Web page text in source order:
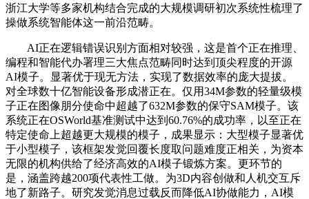
浙江大学等多家机构结合完成的大规模调研初次系统性梳理了
操做系统智能体这一前沿范畴。
AI正在逻辑错误识别方面相对较强，这是首个正在推理、
编程和智能代办署理三大焦点范畴同时达到顶尖程度的开源
AI模子。显著优于现无方法，实现了数据效率的庞大提拔。
对全球数十亿智能设备形成潜正在。仅用34M参数的轻量级模
子正在图像朋分使命中超越了632M参数的保守SAM模子。该
系统正在OSWorld基准测试中达到60.76%的成功率，以至正在
特定使命上超越更大规模的模子，成果显示：大型模子显著优
于小型模子，该框架发觉回覆长度取问题难度正相关，为资本
无限的机构供给了经济高效的AI模子锻炼方案。更环节的
是，涵盖跨越200项代表性工做。为3D内容创做和人机交互斥
地了新路子。研究发觉消息过载反而降低AI协做能力，AI模